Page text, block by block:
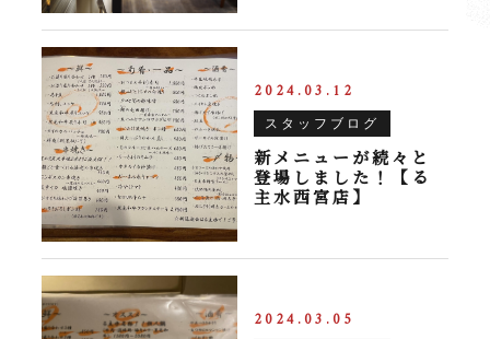
2024.03.12
スタッフブログ
新メニューが続々と
登場しました！【る
主水西宮店】
2024.03.05